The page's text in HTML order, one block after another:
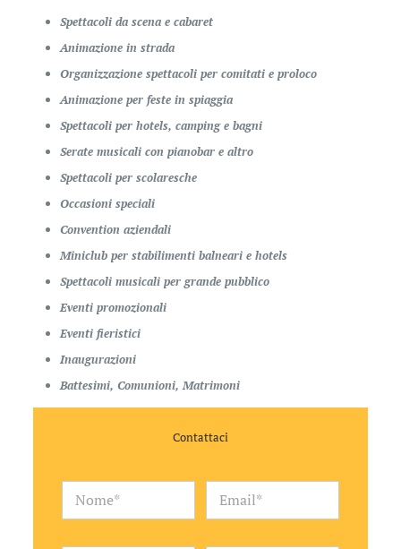
Spettacoli da scena e cabaret
Animazione in strada
Organizzazione spettacoli per comitati e proloco
Animazione per feste in spiaggia
Spettacoli per hotels, camping e bagni
Serate musicali con pianobar e altro
Spettacoli per scolaresche
Occasioni speciali
Convention aziendali
Miniclub per stabilimenti balneari e hotels
Spettacoli musicali per grande pubblico
Eventi promozionali
Eventi fieristici
Inaugurazioni
Battesimi, Comunioni, Matrimoni
Contattaci
N
m
E
a